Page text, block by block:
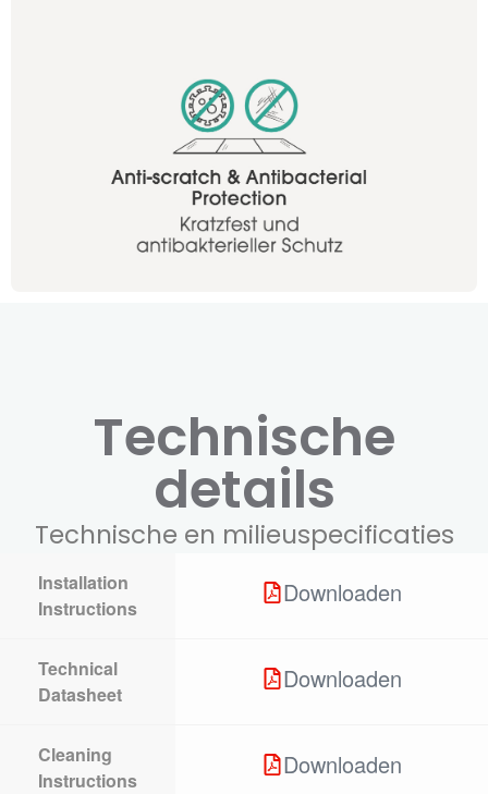
Technische
details
Technische en milieuspecificaties
Installation
Instructions
Downloaden
Technical
Datasheet
Downloaden
Cleaning
Instructions
Downloaden